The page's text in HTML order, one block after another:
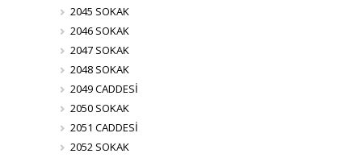
2045 SOKAK
2046 SOKAK
2047 SOKAK
2048 SOKAK
2049 CADDESİ
2050 SOKAK
2051 CADDESİ
2052 SOKAK